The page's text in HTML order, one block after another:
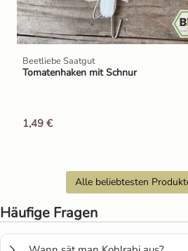
Beetliebe Saatgut
Tomatenhaken mit Schnur
1,49 €
Alle beliebtesten
Häufige Fragen